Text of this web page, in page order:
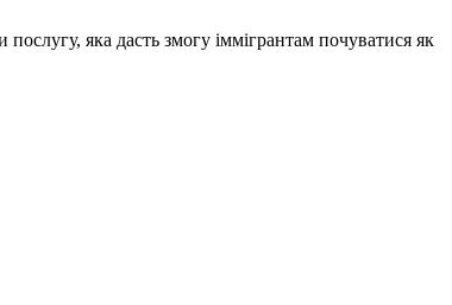
яка дасть змогу іммігрантам почуватися як